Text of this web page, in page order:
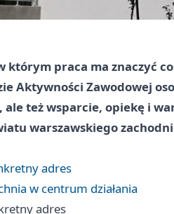
którym praca ma znaczyć
Aktywności Zawodowej
też wsparcie, opiekę i
warszawskiego
adres
w centrum działania
adres